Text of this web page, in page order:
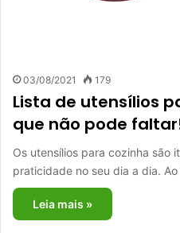
03/08/2021 179
Lista de utensílios
que não pode
Os utensílios para cozinha são
praticidade no seu dia a dia.
Leia mais »